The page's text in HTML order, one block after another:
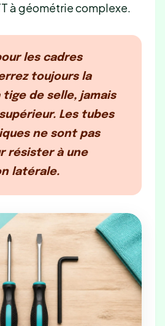
à géométrie complexe.
les cadres
toujours la
tige de selle, jamais
Les tubes
ne sont pas
résister à une
latérale.